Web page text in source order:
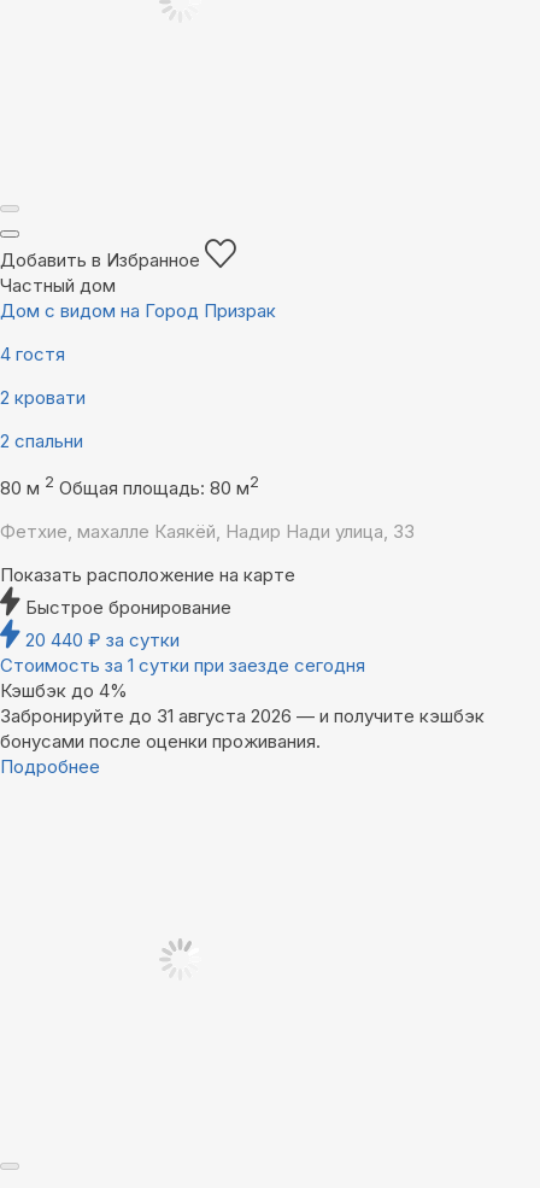
Добавить в Избранное
Частный дом
Дом с видом на Город Призрак
4 гостя
2 кровати
2 спальни
80 м 2 Общая площадь: 80 м2
Фетхие, махалле Каякёй, Надир Нади улица, 33
Показать расположение на карте
Быстрое бронирование
20 440 ₽ за сутки
Стоимость за 1 сутки при заезде сегодня
Кэшбэк до 4%
Забронируйте до 31 августа 2026 — и получите кэшбэк
бонусами после оценки проживания.
Подробнее